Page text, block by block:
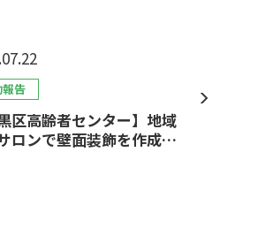
告
黒区高齢者センター】地域
ロンで壁面装飾を作成し